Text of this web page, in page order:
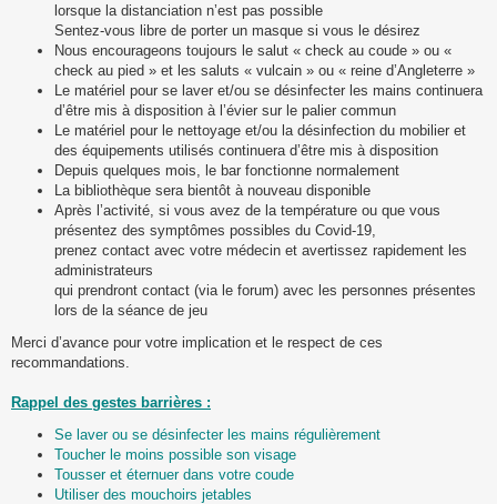
lorsque la distanciation n’est pas possible
Sentez-vous libre de porter un masque si vous le désirez
Nous encourageons toujours le salut « check au coude » ou «
check au pied » et les saluts « vulcain » ou « reine d’Angleterre »
Le matériel pour se laver et/ou se désinfecter les mains continuera
d’être mis à disposition à l’évier sur le palier commun
Le matériel pour le nettoyage et/ou la désinfection du mobilier et
des équipements utilisés continuera d’être mis à disposition
Depuis quelques mois, le bar fonctionne normalement
La bibliothèque sera bientôt à nouveau disponible
Après l’activité, si vous avez de la température ou que vous
présentez des symptômes possibles du Covid-19,
prenez contact avec votre médecin et avertissez rapidement les
administrateurs
qui prendront contact (via le forum) avec les personnes présentes
lors de la séance de jeu
Merci d’avance pour votre implication et le respect de ces
recommandations.
Rappel des gestes barrières :
Se laver ou se désinfecter les mains régulièrement
Toucher le moins possible son visage
Tousser et éternuer dans votre coude
Utiliser des mouchoirs jetables